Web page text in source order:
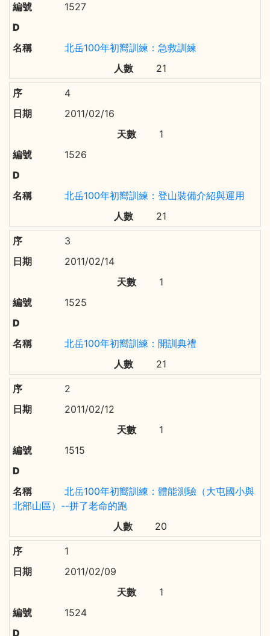
1527
北岳100年初嚮訓練：急救訓練
21
4
2011/02/16
1
1526
北岳100年初嚮訓練：登山裝備介紹與運用
21
3
2011/02/14
1
1525
北岳100年初嚮訓練：開訓典禮
21
2
2011/02/12
1
1515
北岳100年初嚮訓練：體能測驗（大屯國小與
北部山區）--拼了老命的跑
20
1
2011/02/09
1
1524